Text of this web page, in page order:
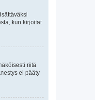
kun kirjoitat
riitä
ei pääty